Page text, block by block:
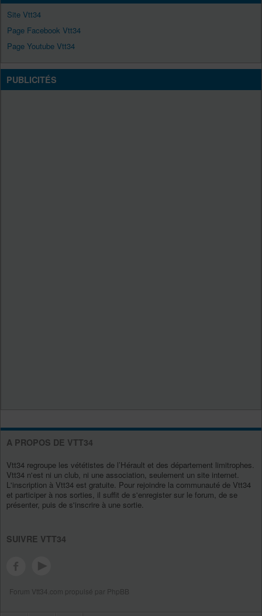
Site Vtt34
Page Facebook Vtt34
Page Youtube Vtt34
PUBLICITÉS
A PROPOS DE VTT34
Vtt34 regroupe les vététistes de l’Hérault et des département limitrophes.
Vtt34 n'est ni un club, ni une association, seulement un site internet.
L'inscription à Vtt34 est gratuite. Pour rejoindre la communauté de Vtt34
et participer à nos sorties, il suffit de s'enregister sur le forum, de se
présenter, puis de s'inscrire à une sortie.
SUIVRE VTT34
Forum Vtt34.com propulsé par PhpBB